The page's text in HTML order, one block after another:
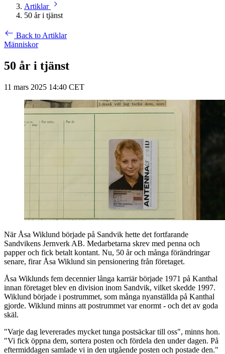
Artiklar
50 år i tjänst
Back to Artiklar
Människor
50 år i tjänst
11 mars 2025 14:40 CET
När Åsa Wiklund började på Sandvik hette det fortfarande
Sandvikens Jernverk AB. Medarbetarna skrev med penna och
papper och fick betalt kontant. Nu, 50 år och många förändringar
senare, firar Åsa Wiklund sin pensionering från företaget.
Åsa Wiklunds fem decennier långa karriär började 1971 på Kanthal
innan företaget blev en division inom Sandvik, vilket skedde 1997.
Wiklund började i postrummet, som många nyanställda på Kanthal
gjorde. Wiklund minns att postrummet var enormt - och det av goda
skäl.
"Varje dag levererades mycket tunga postsäckar till oss", minns hon.
"Vi fick öppna dem, sortera posten och fördela den under dagen. På
eftermiddagen samlade vi in den utgående posten och postade den."